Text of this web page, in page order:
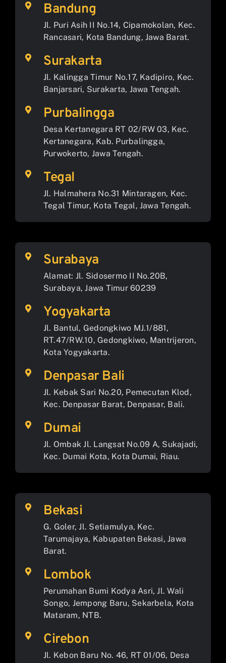
Bandung
Jl. Puri Asih II No.14, Cipamokolan, Kec.
Rancasari, Kota Bandung, Jawa Barat.
Surakarta
Jl. Kalingga Timur No.17, Kadipiro, Kec.
Banjarsari, Surakarta, Jawa Tengah.
Purbalingga
Desa Kertanegara RT 02/RW 03, Kec.
Kertanegara, Kab. Purbalingga,
Purwokerto, Jawa Tengah.
Tegal
Jl. Halmahera No.31 Mintaragen, Kec.
Tegal Timur, Kota Tegal, Jawa Tengah.
Surabaya
Alamat: Jl. Sidosermo II No.20B,
Surabaya, Jawa Timur 60239
Yogyakarta
Jl. Bantul, Gedongkiwo MJ.1/881,
RT.47/RW.10, Gedongkiwo, Mantrijeron,
Kota Yogyakarta.
Denpasar Bali
Jl. Kebak Sari No.20, Pemecutan Klod,
Kec. Denpasar Barat, Denpasar, Bali.
Dumai
Jl. Ombak Jl. Langsat No.09 A, Sukajadi,
Kec. Dumai Kota, Kota Dumai, Riau.
Bekasi
G. Goler, Jl. Setiamulya, Kec.
Tarumajaya, Kabupaten Bekasi, Jawa
Barat.
Lombok
Perumahan Bumi Kodya Asri, Jl. Wali
Songo, Jempong Baru, Sekarbela, Kota
Mataram, NTB.
Cirebon
Jl. Kebon Baru No. 46, RT 01/06, Desa